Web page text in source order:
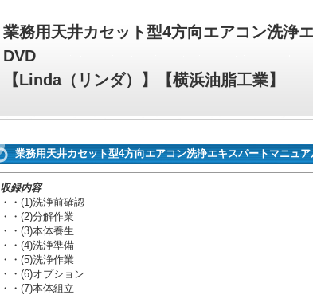
業務用天井カセット型4方向エアコン洗浄
DVD
【Linda（リンダ）】【横浜油脂工業】
業務用天井カセット型4方向エアコン洗浄エキスパートマニュ
収録内容
・・(1)洗浄前確認
・・(2)分解作業
・・(3)本体養生
・・(4)洗浄準備
・・(5)洗浄作業
・・(6)オプション
・・(7)本体組立